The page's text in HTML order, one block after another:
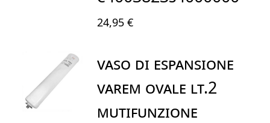
24,95 €
VASO DI ESPANSIONE
VAREM OVALE LT.2
MUTIFUNZIONE